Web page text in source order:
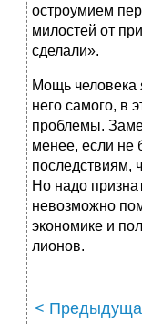
остроумием
милостей от
сделали».
Мощь человека
него самого, в
проблемы.
менее, если не
последствиям,
Но надо
невозможно
экономике и
лионов.
<